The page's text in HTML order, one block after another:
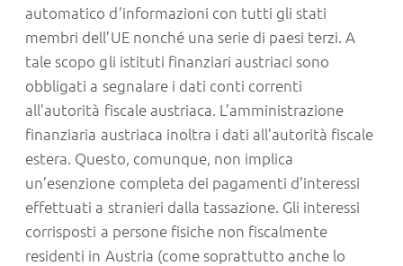
automatico d’informazioni con tutti gli stati
membri dell’UE nonché una serie di paesi terzi. A
tale scopo gli istituti finanziari austriaci sono
obbligati a segnalare i dati conti correnti
all’autorità fiscale austriaca. L’amministrazione
finanziaria austriaca inoltra i dati all’autorità fiscale
estera. Questo, comunque, non implica
un’esenzione completa dei pagamenti d’interessi
effettuati a stranieri dalla tassazione. Gli interessi
corrisposti a persone fisiche non fiscalmente
residenti in Austria (come soprattutto anche lo